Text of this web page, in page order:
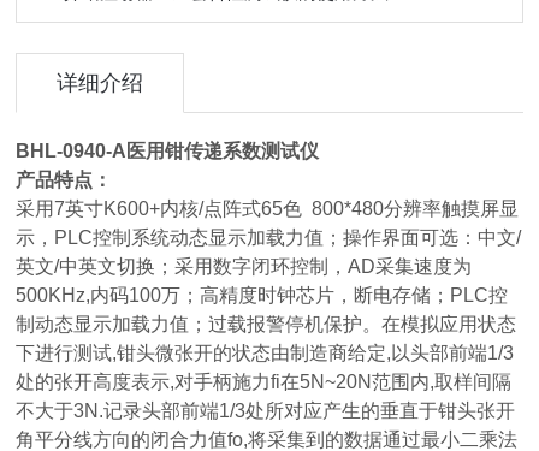
详细介绍
BHL-0940-A 医用钳传递系数测试仪
产品特点：
采用7英寸K600+内核/点阵式65色 800*480分辨率触摸屏显
示，PLC控制系统动态显示加载力值；操作界面可选：中文/
英文/中英文切换；采用数字闭环控制，AD采集速度为
500KHz,内码100万；高精度时钟芯片，断电存储；PLC控
制动态显示加载力值；过载报警停机保护。在模拟应用状态
下进行测试,钳头微张开的状态由制造商给定,以头部前端1/3
处的张开高度表示,对手柄施力fi在5N~20N范围内,取样间隔
不大于3N.记录头部前端1/3处所对应产生的垂直于钳头张开
角平分线方向的闭合力值fo,将采集到的数据通过最小二乘法